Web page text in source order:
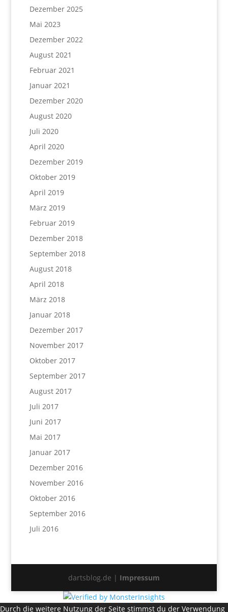
Dezember 2025
Mai 2023
Dezember 2022
August 2021
Februar 2021
Januar 2021
Dezember 2020
August 2020
Juli 2020
April 2020
Dezember 2019
Oktober 2019
April 2019
März 2019
Februar 2019
Dezember 2018
September 2018
August 2018
April 2018
März 2018
Januar 2018
Dezember 2017
November 2017
Oktober 2017
September 2017
August 2017
Juli 2017
Juni 2017
Mai 2017
Januar 2017
Dezember 2016
November 2016
Oktober 2016
September 2016
Juli 2016
dartsblog.de | Impressum
Durch die weitere Nutzung der Seite stimmst du der Verwendung